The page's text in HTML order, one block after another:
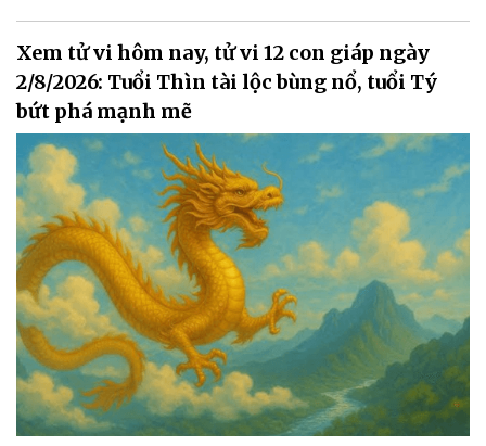
Xem tử vi hôm nay, tử vi 12 con giáp ngày
2/8/2026: Tuổi Thìn tài lộc bùng nổ, tuổi Tý
bứt phá mạnh mẽ